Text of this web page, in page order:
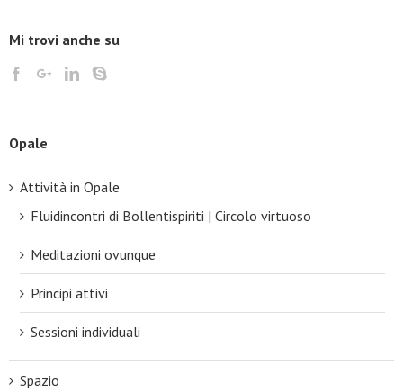
Mi trovi anche su
Opale
Attività in Opale
Fluidincontri di Bollentispiriti | Circolo virtuoso
Meditazioni ovunque
Principi attivi
Sessioni individuali
Spazio